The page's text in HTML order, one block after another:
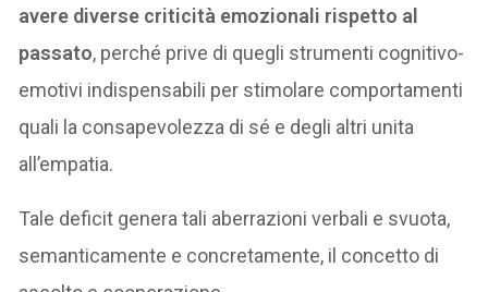
avere diverse criticità emozionali rispetto al
passato, perché prive di quegli strumenti cognitivo-
emotivi indispensabili per stimolare comportamenti
quali la consapevolezza di sé e degli altri unita
all’empatia.
Tale deficit genera tali aberrazioni verbali e svuota,
semanticamente e concretamente, il concetto di